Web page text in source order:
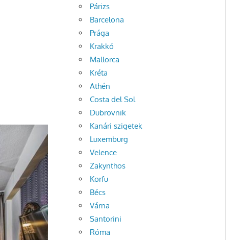
Párizs
Barcelona
Prága
Krakkó
Mallorca
Kréta
Athén
Costa del Sol
Dubrovnik
Kanári szigetek
Luxemburg
Velence
Zakynthos
Korfu
Bécs
Várna
Santorini
Róma